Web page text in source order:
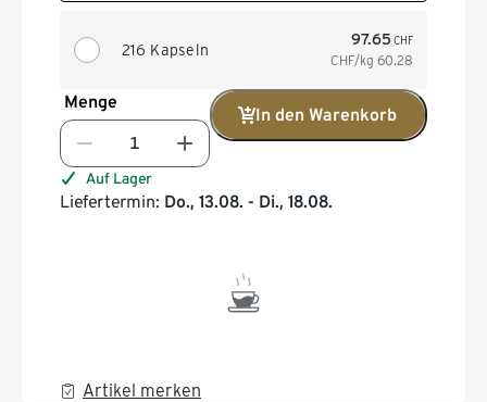
216 Kapseln
97.65 CHF
CHF/kg 60.28
Menge
In den Warenkorb
Auf Lager
Liefertermin: Do., 13.08. - Di., 18.08.
Artikel merken